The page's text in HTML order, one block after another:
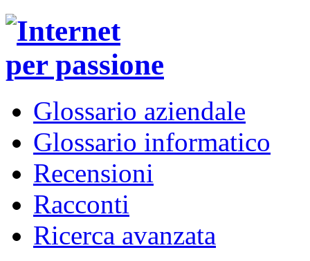
Glossario aziendale
Glossario informatico
Recensioni
Racconti
Ricerca avanzata